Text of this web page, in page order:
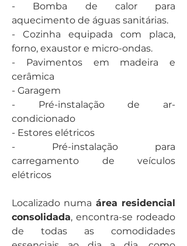
- Bomba de calor para
aquecimento de águas sanitárias.
- Cozinha equipada com placa,
forno, exaustor e micro-ondas.
- Pavimentos em madeira e
cerâmica
- Garagem
- Pré-instalação de ar-
condicionado
- Estores elétricos
- Pré-instalação para
carregamento de veículos
elétricos
Localizado numa área residencial
consolidada, encontra-se rodeado
de todas as comodidades